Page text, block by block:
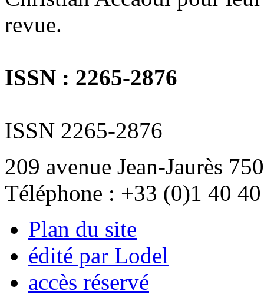
revue.
ISSN : 2265-2876
ISSN 2265-2876
209 avenue Jean-Jaurès
Téléphone : +33 (0)1 40
Plan du site
édité par Lodel
accès réservé